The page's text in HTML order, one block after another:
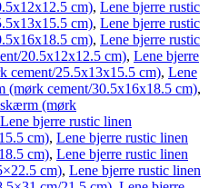
cm), Lene bjerre rustic
cm), Lene bjerre rustic
cm), Lene bjerre rustic
20.5x12x12.5 cm), Lene bjerre
cement/25.5x13x15.5 cm), Lene
(mørk cement/30.5x16x18.5 cm),
(mørk
Lene bjerre rustic linen
cm), Lene bjerre rustic linen
cm), Lene bjerre rustic linen
cm), Lene bjerre rustic linen